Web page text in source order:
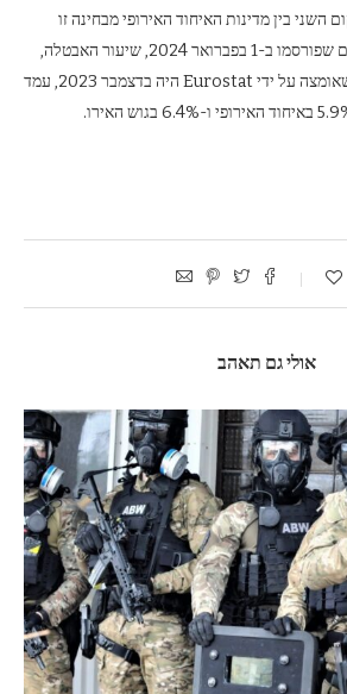
השני בין מדינות האיחוד האירופי מבחינה זו
(אחרי מלטה). על פי נתונים שפורסמו ב-1 בפברואר 2024, שיעור האבטלה,
שחושב בהתאם להגדרה שאומצה על ידי Eurostat היה בדצמבר 2023, עמד
אולי גם תאהב